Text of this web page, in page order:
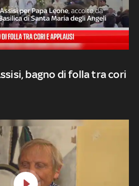
bagno di folla tra cori